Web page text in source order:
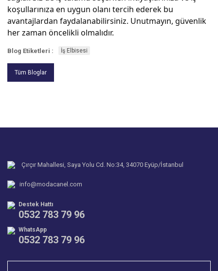
koşullarınıza en uygun olanı tercih ederek bu
avantajlardan faydalanabilirsiniz. Unutmayın, güvenlik
her zaman öncelikli olmalıdır.
Blog Etiketleri : İş Elbisesi
Tüm Bloglar
Çırçır Mahallesi, Saya Yolu Cd. No:34, 34070 Eyüp/İstanbul
info@modacanel.com
Destek Hattı
0532 783 79 96
WhatsApp
0532 783 79 96